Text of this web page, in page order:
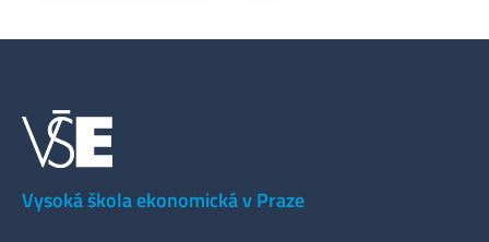
Vysoká škola ekonomická v Praze